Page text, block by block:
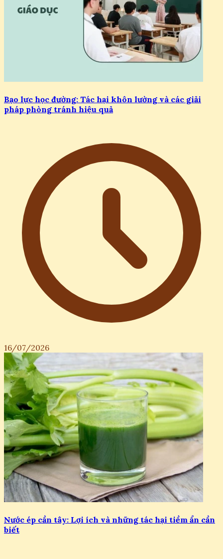
Bạo lực học đường: Tác hại khôn lường và các giải
pháp phòng tránh hiệu quả
16/07/2026
Nước ép cần tây: Lợi ích và những tác hại tiềm ẩn cần
biết